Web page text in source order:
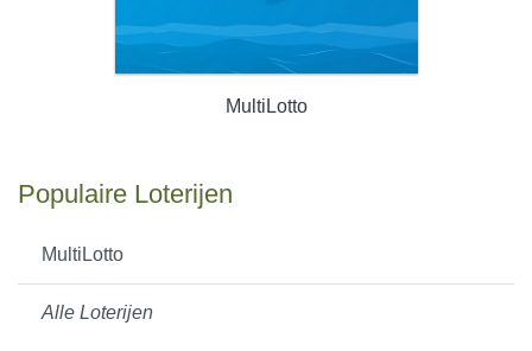
MultiLotto
Populaire Loterijen
MultiLotto
Alle Loterijen